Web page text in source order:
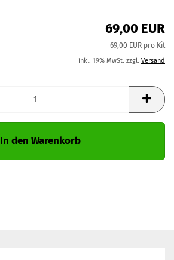
69,00 EUR
69,00 EUR pro Kit
inkl. 19% MwSt. zzgl. Versand
In den Warenkorb